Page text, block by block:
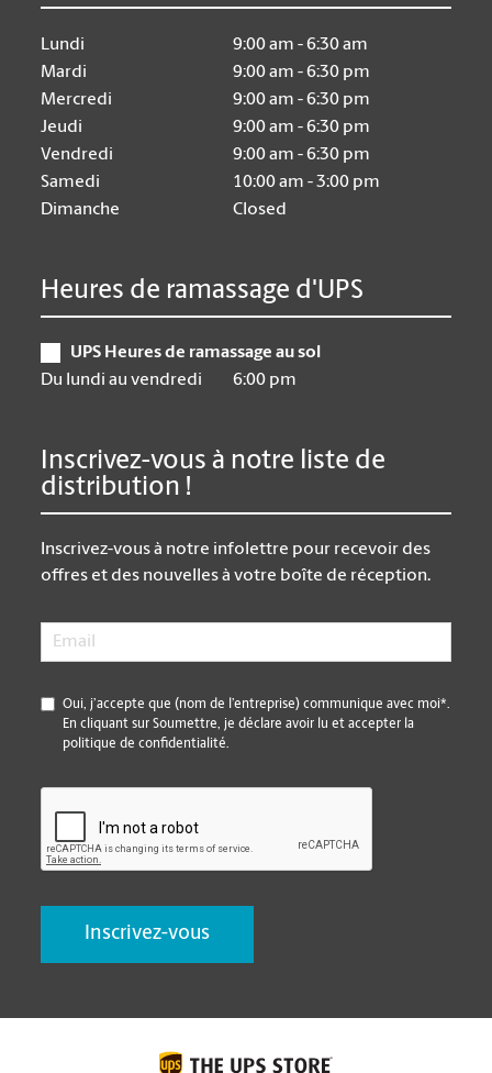
Lundi
9:00 am - 6:30 am
Mardi
9:00 am - 6:30 pm
Mercredi
9:00 am - 6:30 pm
Jeudi
9:00 am - 6:30 pm
Vendredi
9:00 am - 6:30 pm
Samedi
10:00 am - 3:00 pm
Dimanche
Closed
Heures de ramassage d'UPS
UPS Heures de ramassage au sol
Du lundi au vendredi
6:00 pm
Inscrivez-vous à notre liste de
distribution !
Inscrivez-vous à notre infolettre pour recevoir des
offres et des nouvelles à votre boîte de réception.
Email
*
Oui, j’accepte que (nom de l’entreprise) communique avec moi*.
En cliquant sur Soumettre, je déclare avoir lu et accepter la
politique de confidentialité.